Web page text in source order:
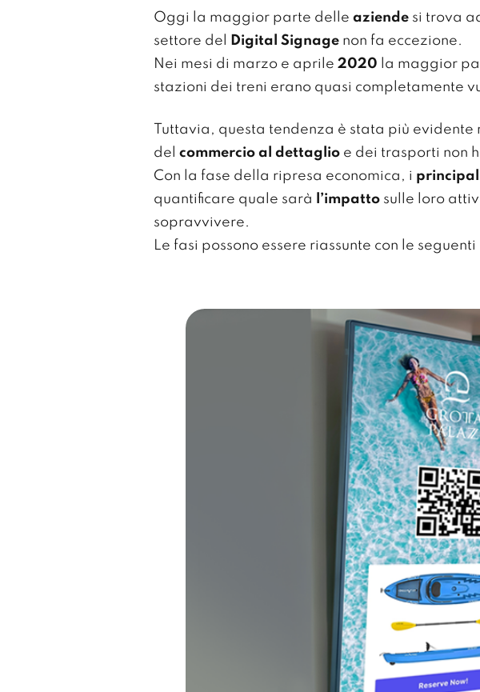
Oggi la maggior parte delle aziende si trova
settore del
Digital Signage non fa eccezione.
Nei mesi di marzo e aprile 2020 la maggior
stazioni dei treni erano quasi completamente
Tuttavia, questa tendenza è stata più
del commercio al dettaglio e dei trasporti non
Con la fase della ripresa economica, i
quantificare quale sarà
l’impatto sulle loro
sopravvivere.
Le fasi possono essere riassunte con le